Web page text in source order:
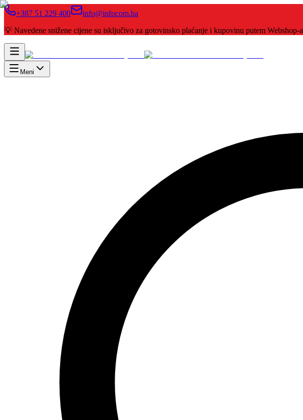
+387 51 229 400
info@infocom.ba
💡 Navedene snižene cijene su isključivo za gotovinsko plaćanje i kupovinu putem Webshop-a
Meni